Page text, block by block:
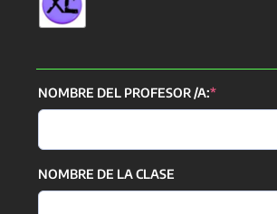
NOMBRE DEL PROFESOR /A:*(required)
NOMBRE DE LA CLASE